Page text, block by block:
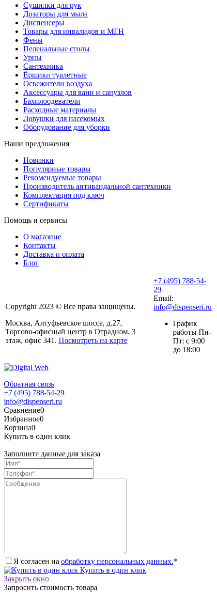
Сушилки для рук
Дозаторы для мыла
Диспенсеры
Товары для инвалидов и МГН
Фены
Пеленальные столы
Урны
Сантехника
Ёршики туалетные
Освежители воздуха
Аксессуары для ванн и санузлов
Бахилоодеватели
Расходные материалы
Ловушки для насекомых
Оборудование для уборки
Наши предложения
Новинки
Популярные товары
Рекомендуемые товары
Производитель антивандальной сантехники
Комплектация под ключ
Сертификаты
Помощь и сервисы
О магазине
Контакты
Доставка и оплата
Блог
Copyright 2023 © Все права защищены.
Москва, Алтуфьевское шоссе, д.27,
Торгово-офисный центр в Отрадном, 3
этаж, офис 341. Посмотреть на карте
+7 (495) 788-54-
29
Email:
info@dispenseri.ru
График
работы Пн-
Пт: с 9:00
до 18:00
Обратная связь
+7 (495) 788-54-29
info@dispenseri.ru
Сравнение0
Избранное0
Корзина0
Купить в один клик
Заполните данные для заказа
Я согласен на обработку персональных данных.*
Купить в один клик
Закрыть окно
Запросить стоимость товара